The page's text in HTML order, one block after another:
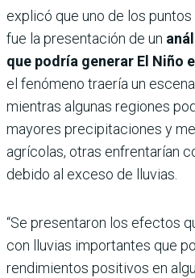
explicó que uno de los
fue la presentación de un
que podría generar El Niño
el fenómeno traería un
mientras algunas regiones
mayores precipitaciones y
agrícolas, otras enfrentarían
debido al exceso de lluvias.
“Se presentaron los efectos
con lluvias importantes que
rendimientos positivos en